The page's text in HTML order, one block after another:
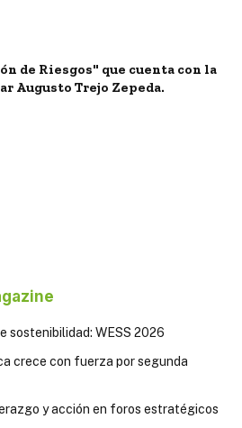
de Riesgos" que cuenta con la
Augusto Trejo Zepeda.
sostenibilidad: WESS 2026
crece con fuerza por segunda
y acción en foros estratégicos